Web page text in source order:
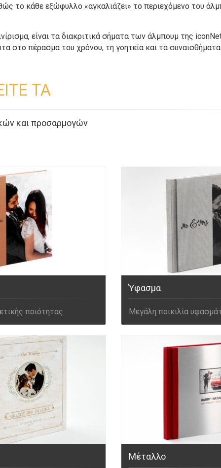
το κάθε εξώφυλλο «αγκαλιάζει» το περιεχόμενο του
είναι τα διακριτικά σήματα των άλμπουμ της
στο πέρασμα του χρόνου, τη γοητεία και τα
ΤΑ
και προσαρμογών
ποιότητας
Ύφασμα
Μεγάλη ποικιλία
Μέταλλο